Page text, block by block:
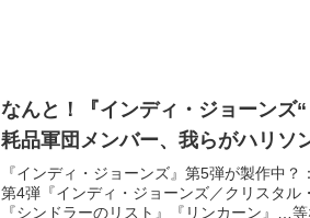
なんと！『インディ・ジョーンズ
耗品軍団メンバー、我らがハリ
『インディ・ジョーンズ』第5弾が製作中
第4弾『インディ・ジョーンズ／クリスタル
『シンドラーのリスト』『リンカーン』…